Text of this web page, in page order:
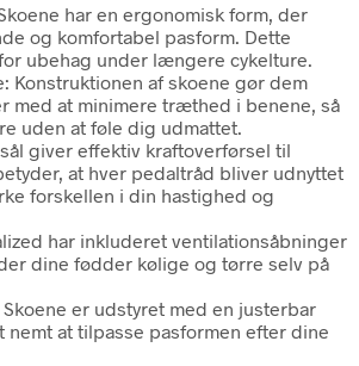
har en ergonomisk form, der
og komfortabel pasform. Dette
ubehag under længere cykelture.
Konstruktionen af skoene gør dem
med at minimere træthed i benene, så
uden at føle dig udmattet.
giver effektiv kraftoverførsel til
at hver pedaltråd bliver udnyttet
forskellen i din hastighed og
har inkluderet ventilationsåbninger
dine fødder kølige og tørre selv på
er udstyret med en justerbar
at tilpasse pasformen efter dine